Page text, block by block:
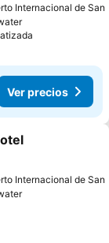
Internacional de San
Ver precios
Internacional de San